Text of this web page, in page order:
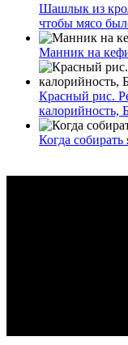
Шашлык из
чтобы мясо
Манник на
Красный рис.
Когда